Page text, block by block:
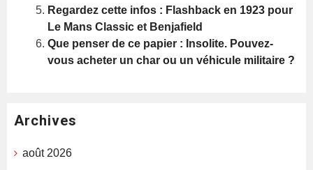
Regardez cette infos : Flashback en 1923 pour
Le Mans Classic et Benjafield
Que penser de ce papier : Insolite. Pouvez-
vous acheter un char ou un véhicule militaire ?
Archives
août 2026